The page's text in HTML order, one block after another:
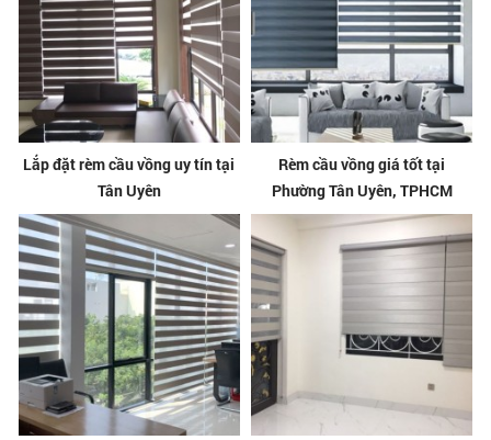
Lắp đặt rèm cầu vồng uy tín tại
Tân Uyên
Rèm cầu vồng giá tốt tại
Phường Tân Uyên, TPHCM